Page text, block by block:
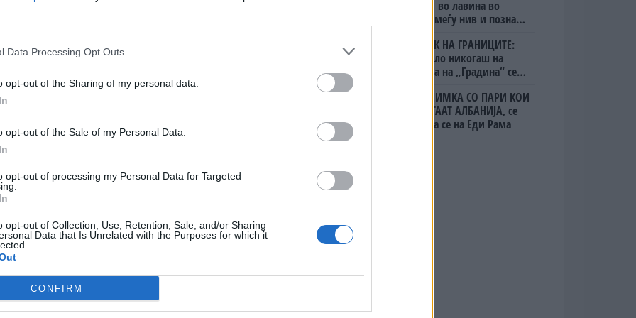
Data Processing Opt Outs
opt-out of the Sharing of my personal data.
opt-out of the Sale of my Personal Data.
opt-out of processing my Personal Data for Targeted
opt-out of Collection, Use, Retention, Sale, and/or Sharing
Data that Is Unrelated with the Purposes for which it
CONFIRM
(MDFR) објави дека, заедно со крајбрежната
на Флорида, одговориле на пријавите
12:45 часот по локално време во саботажа,
неколку жртви со разни повреди,
посериозни трауматски повреди“, рече
дека вкупно 11 пациенти се
лекување, но нивната моментална
ИЗГОРЕНИ АВТОМОБИЛИ,
ПРЕПОЛНИ СО ОТПАД -
алпинисти во лавина во
Пакистан- меѓу нив и познат
БЕЛ ШТРАЈК НА ГРАНИЦИТЕ:
Вака не било никогаш на
„Евзони“, а на „Градина“ се
(Видео) СНИМКА СО ПАРИ КОИ
ЈА НАПУШТААТ АЛБАНИЈА, се
тврди дека се на Еди Рама